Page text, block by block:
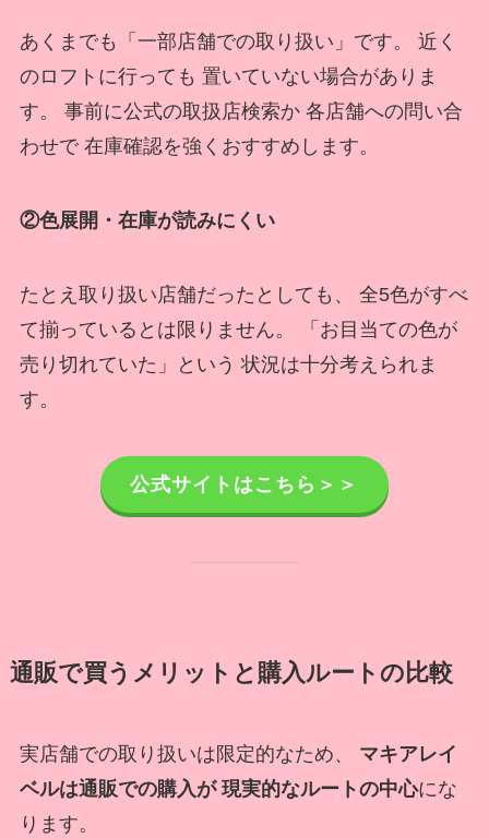
あくまでも「一部店舗での取り扱い」です。 近く
のロフトに行っても 置いていない場合がありま
す。 事前に公式の取扱店検索か 各店舗への問い合
わせで 在庫確認を強くおすすめします。
②色展開・在庫が読みにくい
たとえ取り扱い店舗だったとしても、 全5色がすべ
て揃っているとは限りません。 「お目当ての色が
売り切れていた」という 状況は十分考えられま
す。
公式サイトはこちら＞＞
通販で買うメリットと購入ルートの比較
実店舗での取り扱いは限定的なため、 マキアレイ
ベルは通販での購入が 現実的なルートの中心にな
ります。